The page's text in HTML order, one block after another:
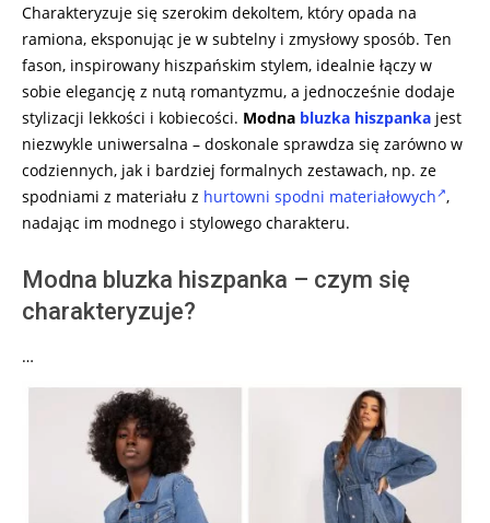
Charakteryzuje się szerokim dekoltem, który opada na
ramiona, eksponując je w subtelny i zmysłowy sposób. Ten
fason, inspirowany hiszpańskim stylem, idealnie łączy w
sobie elegancję z nutą romantyzmu, a jednocześnie dodaje
stylizacji lekkości i kobiecości. Modna bluzka hiszpanka jest
niezwykle uniwersalna – doskonale sprawdza się zarówno w
codziennych, jak i bardziej formalnych zestawach, np. ze
spodniami z materiału z hurtowni spodni materiałowych ,
nadając im modnego i stylowego charakteru.
Modna bluzka hiszpanka – czym się
charakteryzuje?
…